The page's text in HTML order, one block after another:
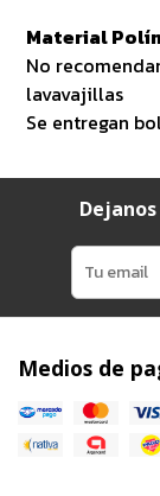
Material
No
lavavajillas
Se entregan
Medios de